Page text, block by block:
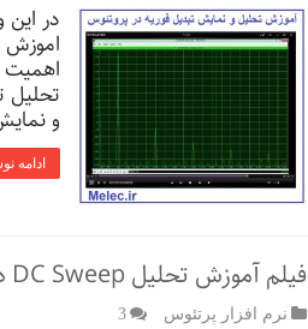
در این
اموزش
اهمیت
تحلیل
و
ادامه
فیلم آموزش تحلیل DC Sweep در پروتئوس
نرم افزار پرتئوس 3